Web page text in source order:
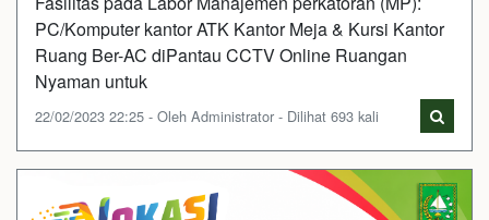
PC/Komputer kantor ATK Kantor Meja & Kursi Kantor
Ruang Ber-AC diPantau CCTV Online Ruangan
Nyaman untuk
22/02/2023 22:25 - Oleh Administrator - Dilihat 693 kali